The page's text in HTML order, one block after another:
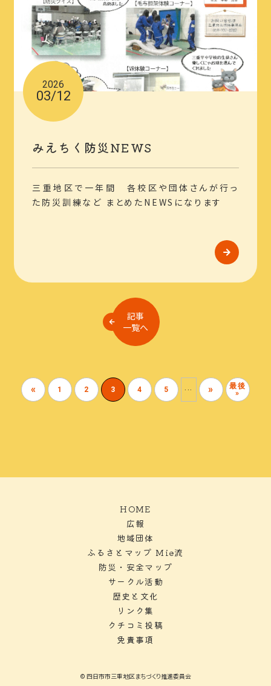
2026
03/12
みえちく防災NEWS
三重地区で一年間 各校区や団体さんが行っ
た防災訓練など まとめたNEWSになります
記事
一覧へ
« 1 2 3 4 5 »
最後
»
HOME
広報
地域団体
ふるさとマップ Mie流
防災・安全マップ
サークル活動
歴史と文化
リンク集
クチコミ投稿
免責事項
© 四日市市三重地区まちづくり推進委員会